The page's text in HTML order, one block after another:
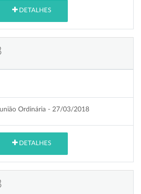
DETALHES
Ordinária - 27/03/2018
DETALHES